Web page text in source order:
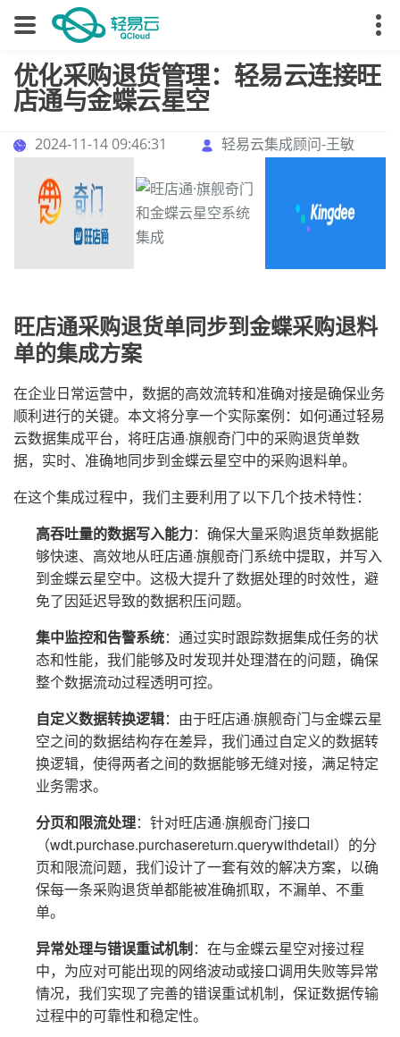
优化采购退货管理：轻易云连接旺
店通与金蝶云星空
2024-11-14 09:46:31 轻易云集成顾问-王敏
旺店通采购退货单同步到金蝶采购退料
单的集成方案
在企业日常运营中，数据的高效流转和准确对接是确保业务
顺利进行的关键。本文将分享一个实际案例：如何通过轻易
云数据集成平台，将旺店通·旗舰奇门中的采购退货单数
据，实时、准确地同步到金蝶云星空中的采购退料单。
在这个集成过程中，我们主要利用了以下几个技术特性：
高吞吐量的数据写入能力：确保大量采购退货单数据能
够快速、高效地从旺店通·旗舰奇门系统中提取，并写入
到金蝶云星空中。这极大提升了数据处理的时效性，避
免了因延迟导致的数据积压问题。
集中监控和告警系统：通过实时跟踪数据集成任务的状
态和性能，我们能够及时发现并处理潜在的问题，确保
整个数据流动过程透明可控。
自定义数据转换逻辑：由于旺店通·旗舰奇门与金蝶云星
空之间的数据结构存在差异，我们通过自定义的数据转
换逻辑，使得两者之间的数据能够无缝对接，满足特定
业务需求。
分页和限流处理：针对旺店通·旗舰奇门接口
（wdt.purchase.purchasereturn.querywithdetail）的分
页和限流问题，我们设计了一套有效的解决方案，以确
保每一条采购退货单都能被准确抓取，不漏单、不重
单。
异常处理与错误重试机制：在与金蝶云星空对接过程
中，为应对可能出现的网络波动或接口调用失败等异常
情况，我们实现了完善的错误重试机制，保证数据传输
过程中的可靠性和稳定性。